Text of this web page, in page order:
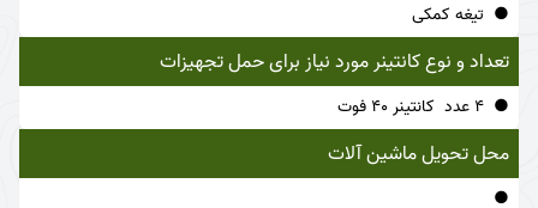
تیغه کمکی
تعداد و نوع کانتینر مورد نیاز برای حمل تجهیزات
محل تحویل ماشین آلات